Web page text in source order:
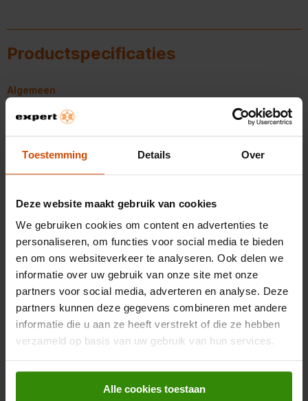
Toestemming Details Over
Deze website maakt gebruik van cookies
We gebruiken cookies om content en advertenties te
personaliseren, om functies voor social media te bieden
en om ons websiteverkeer te analyseren. Ook delen we
informatie over uw gebruik van onze site met onze
partners voor social media, adverteren en analyse. Deze
partners kunnen deze gegevens combineren met andere
informatie die u aan ze heeft verstrekt of die ze hebben
verzameld op basis van uw gebruik van hun services.
Alle cookies toestaan
Productspecificaties
Algemeen
Artikelnummer
EAN 8720878446473
Beoordelingen
Er zijn nog geen beoordelingen ingediend.